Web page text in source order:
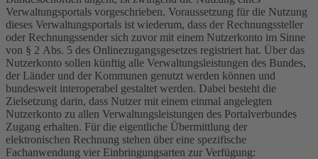
Verwaltungsportals vorgeschrieben. Voraussetzung für die Nutzung
dieses Verwaltungsportals ist wiederum, dass der Rechnungssteller
oder Rechnungssender sich zuvor mit einem Nutzerkonto im Sinne
von § 2 Abs. 5 des Onlinezugangsgesetzes registriert hat. Über das
Nutzerkonto sollen künftig alle Verwaltungsleistungen des Bundes,
der Länder und der Kommunen genutzt werden können und
bundesweit interoperabel gestaltet werden. Dabei besteht die
Zielsetzung darin, dass Nutzer mit einem einmal angelegten
Nutzerkonto zu allen Verwaltungsleistungen des Portalverbundes
Zugang erhalten. Für die eigentliche Übermittlung der
elektronischen Rechnung stehen über eine spezifische
Fachanwendung vier Einbringungsarten zur Verfügung: